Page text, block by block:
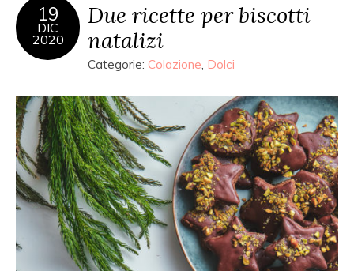
19
DIC
2020
Due ricette per biscotti
natalizi
Categorie: Colazione, Dolci